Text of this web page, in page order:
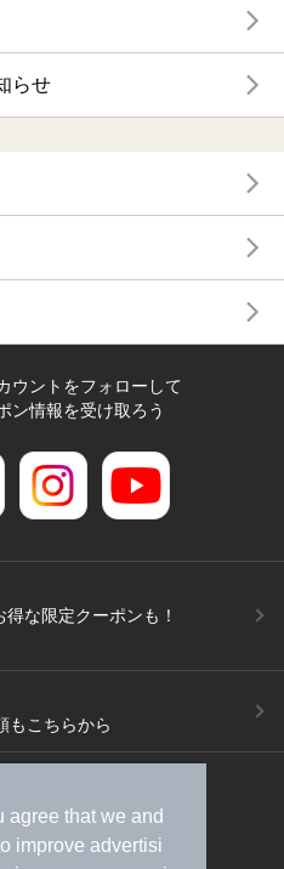
agree that we and
improve advertisi
らせ
ウントをフォローして
ン情報を受け取ろう
な限定クーポンも！
もこちらから
）
広告出稿のご案内
イルMEMBERS+規約